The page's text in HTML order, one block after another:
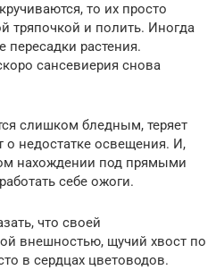
то их просто
тряпочкой и полить. Иногда
пересадки растения.
сансевиерия снова
слишком бледным, теряет
о недостатке освещения. И,
нахождении под прямыми
себе ожоги.
что своей
внешностью, щучий хвост по
в сердцах цветоводов.